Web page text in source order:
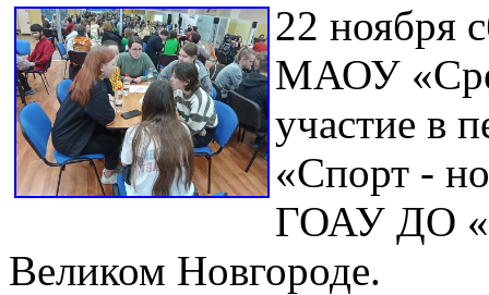
22 ноября
МАОУ
участие в
«Спорт -
ГОАУ ДО
Великом Новгороде.